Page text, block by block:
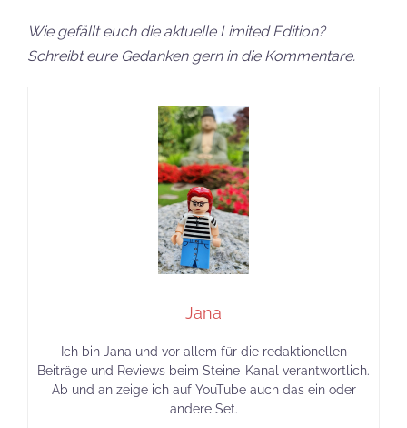
Wie gefällt euch die aktuelle Limited Edition?
Schreibt eure Gedanken gern in die Kommentare.
Jana
Ich bin Jana und vor allem für die redaktionellen
Beiträge und Reviews beim Steine-Kanal verantwortlich.
Ab und an zeige ich auf YouTube auch das ein oder
andere Set.